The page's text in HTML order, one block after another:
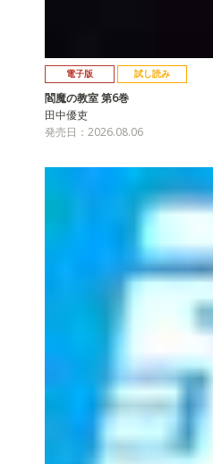
電子版 試し読み
閻魔の教室 第6巻
田中優吏
発売日：2026.08.06